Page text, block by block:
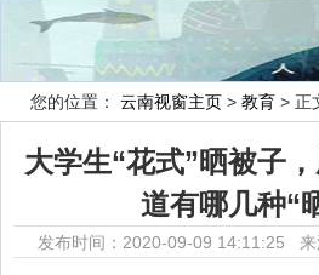
您的位置： 云南视窗主页 > 教育 > 正
大学生“花式”晒被子
道有哪几种“
发布时间：2020-09-09 14:11:25